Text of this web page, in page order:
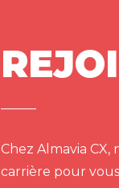
Chez Almavia
carrière pour